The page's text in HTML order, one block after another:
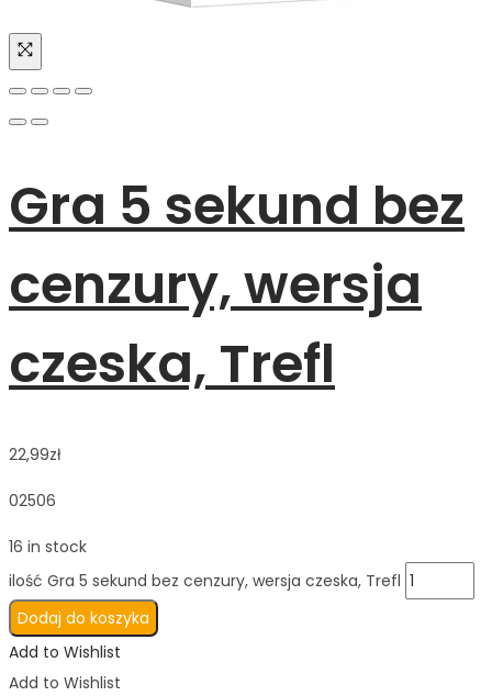
Gra 5 sekund bez
cenzury, wersja
czeska, Trefl
22,99zł
02506
16 in stock
ilość Gra 5 sekund bez cenzury, wersja czeska, Trefl
Dodaj do koszyka
Add to Wishlist
Add to Wishlist